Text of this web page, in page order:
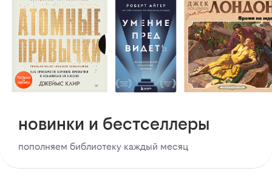
новинки и бестселлеры
пополняем библиотеку каждый месяц